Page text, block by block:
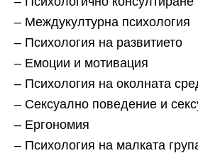
– Междукултурна психология
– Психология на развитието
– Емоции и мотивация
– Психология на околната
– Сексуално поведение и
– Ергономия
– Психология на малката